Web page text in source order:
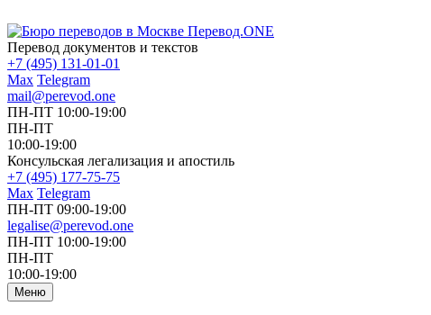
Перевод документов и текстов
+7 (495) 131-01-01
Max Telegram
mail@perevod.one
ПН-ПТ 10:00-19:00
ПН-ПТ
10:00-19:00
Консульская легализация и апостиль
+7 (495) 177-75-75
Max Telegram
ПН-ПТ 09:00-19:00
legalise@perevod.one
ПН-ПТ 10:00-19:00
ПН-ПТ
10:00-19:00
Меню